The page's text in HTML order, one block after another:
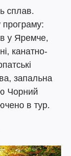
сплав.
програму:
у Яремче,
канатно-
запальна
Чорний
в тур.